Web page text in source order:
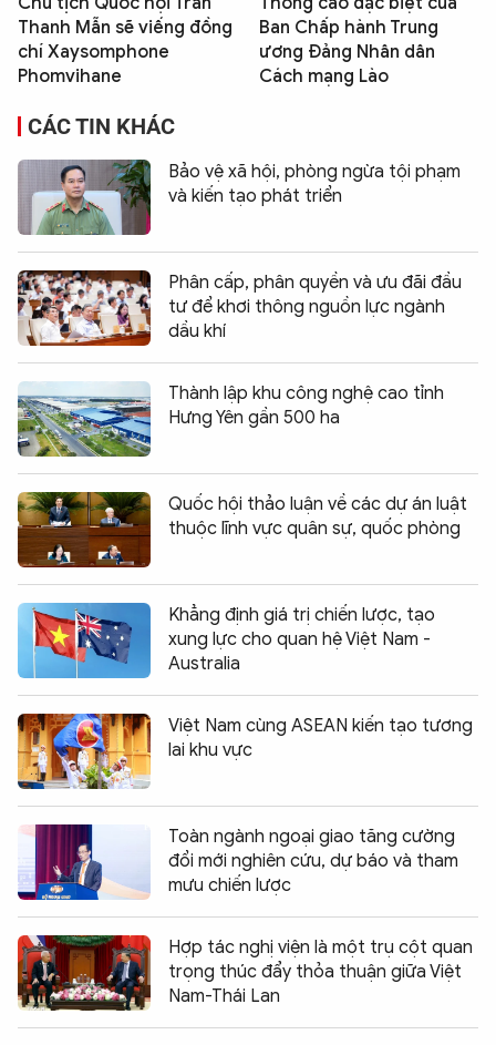
Thanh Mẫn sẽ viếng đồng
chí Xaysomphone
Phomvihane
Ban Chấp hành Trung
ương Đảng Nhân dân
Cách mạng Lào
CÁC TIN KHÁC
Bảo vệ xã hội, phòng ngừa tội phạm
và kiến tạo phát triển
Phân cấp, phân quyền và ưu đãi đầu
tư để khơi thông nguồn lực ngành
dầu khí
Thành lập khu công nghệ cao tỉnh
Hưng Yên gần 500 ha
Quốc hội thảo luận về các dự án luật
thuộc lĩnh vực quân sự, quốc phòng
Khẳng định giá trị chiến lược, tạo
xung lực cho quan hệ Việt Nam -
Australia
Việt Nam cùng ASEAN kiến tạo tương
lai khu vực
Toàn ngành ngoại giao tăng cường
đổi mới nghiên cứu, dự báo và tham
mưu chiến lược
Hợp tác nghị viện là một trụ cột quan
trọng thúc đẩy thỏa thuận giữa Việt
Nam-Thái Lan